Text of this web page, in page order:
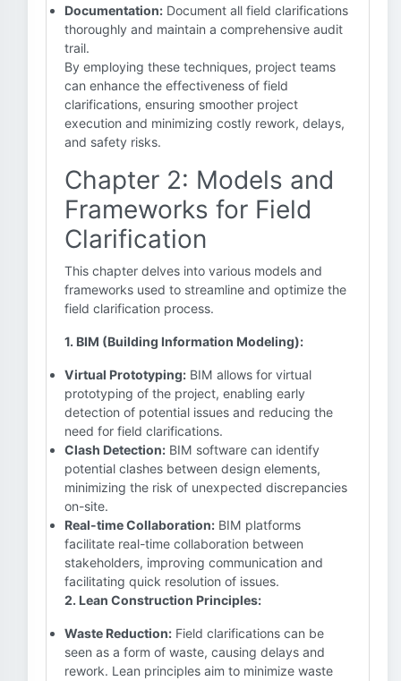
Documentation: Document all field clarifications
thoroughly and maintain a comprehensive audit
trail.
By employing these techniques, project teams
can enhance the effectiveness of field
clarifications, ensuring smoother project
execution and minimizing costly rework, delays,
and safety risks.
Chapter 2: Models and
Frameworks for Field
Clarification
This chapter delves into various models and
frameworks used to streamline and optimize the
field clarification process.
1. BIM (Building Information Modeling):
Virtual Prototyping: BIM allows for virtual
prototyping of the project, enabling early
detection of potential issues and reducing the
need for field clarifications.
Clash Detection: BIM software can identify
potential clashes between design elements,
minimizing the risk of unexpected discrepancies
on-site.
Real-time Collaboration: BIM platforms
facilitate real-time collaboration between
stakeholders, improving communication and
facilitating quick resolution of issues.
2. Lean Construction Principles:
Waste Reduction: Field clarifications can be
seen as a form of waste, causing delays and
rework. Lean principles aim to minimize waste